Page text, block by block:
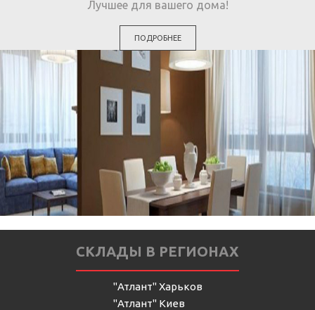
Лучшее для вашего дома!
ПОДРОБНЕЕ
СКЛАДЫ В РЕГИОНАХ
"Атлант" Харьков
"Атлант" Киев